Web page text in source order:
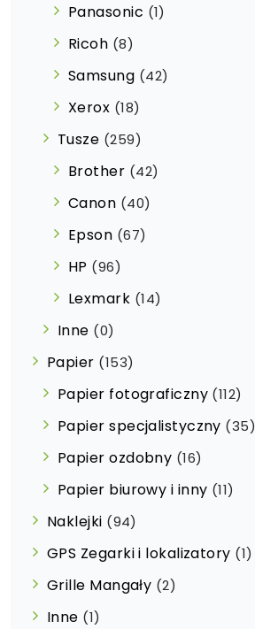
Panasonic (1)
Ricoh (8)
Samsung (42)
Xerox (18)
Tusze (259)
Brother (42)
Canon (40)
Epson (67)
HP (96)
Lexmark (14)
Inne (0)
Papier (153)
Papier fotograficzny (112)
Papier specjalistyczny (35)
Papier ozdobny (16)
Papier biurowy i inny (11)
Naklejki (94)
GPS Zegarki i lokalizatory (1)
Grille Mangały (2)
Inne (1)